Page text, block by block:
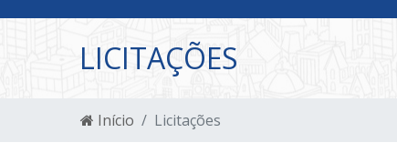
LICITAÇÕES
Início Licitações